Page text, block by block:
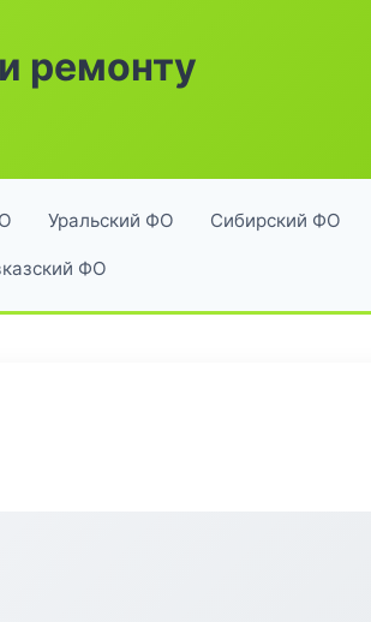
ремонту
Уральский ФО Сибирский ФО
ФО